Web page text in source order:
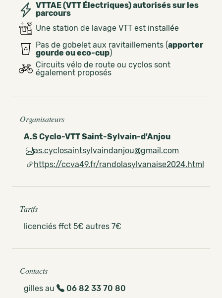
VTTAE (VTT Électriques) autorisés sur les
parcours
Une station de lavage VTT est installée
Pas de gobelet aux ravitaillements (apporter
gourde ou eco-cup)
Circuits vélo de route ou cyclos sont
également proposés
Organisateurs
A.S Cyclo-VTT Saint-Sylvain-d'Anjou
as.cyclosaintsylvaindanjou@gmail.com
https://ccva49.fr/randolasylvanaise2024.html
Tarifs
licenciés ffct 5€ autres 7€
Contacts
gilles au
06 82 33 70 80